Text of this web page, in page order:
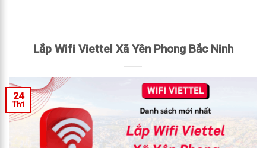
Lắp Wifi Viettel Xã Yên Phong Bắc Ninh
24
Th1